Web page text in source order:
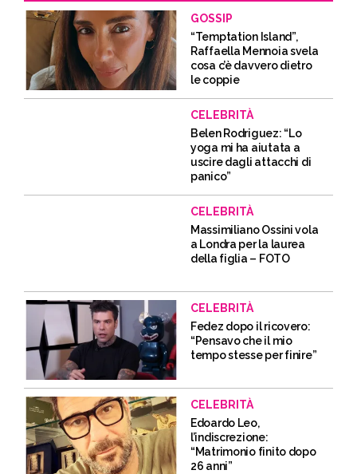
GOSSIP
“Temptation Island”,
Raffaella Mennoia svela
cosa c’è davvero dietro
le coppie
CELEBRITÀ
Belen Rodriguez: “Lo
yoga mi ha aiutata a
uscire dagli attacchi di
panico”
CELEBRITÀ
Massimiliano Ossini vola
a Londra per la laurea
della figlia – FOTO
CELEBRITÀ
Fedez dopo il ricovero:
“Pensavo che il mio
tempo stesse per finire”
CELEBRITÀ
Edoardo Leo,
l’indiscrezione:
“Matrimonio finito dopo
26 anni”